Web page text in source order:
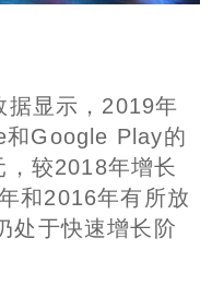
显示，2019年
和Google Play的
较2018年增长
和2016年有所放
处于快速增长阶